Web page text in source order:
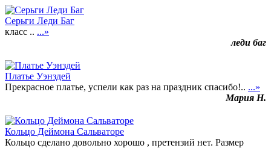
Серьги Леди Баг
класс .. ...»
леди баг
Платье Уэнздей
Прекрасное платье, успели как раз на праздник спасибо!.. ...»
Мария Н.
Кольцо Деймона Сальваторе
Кольцо сделано довольно хорошо , претензий нет. Размер